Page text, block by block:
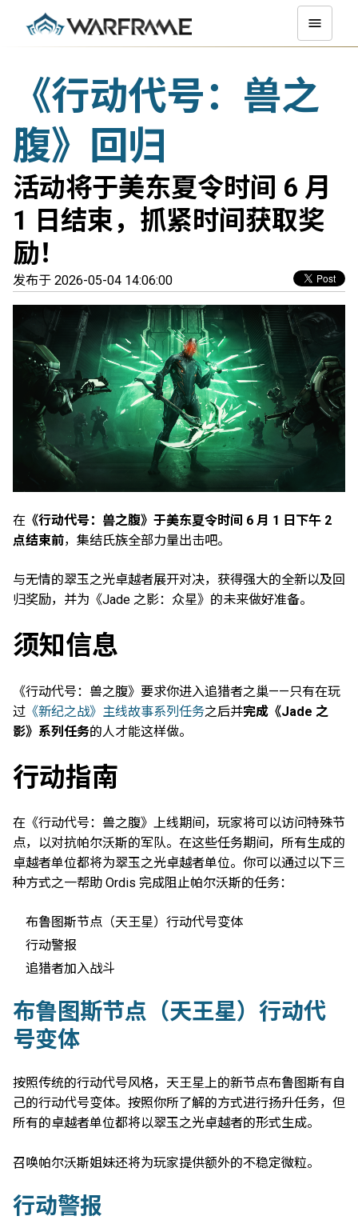
《行动代号：兽之
腹》回归
活动将于美东夏令时间 6 月
1 日结束，抓紧时间获取奖
励！
发布于 2026-05-04 14:06:00
在 《行动代号：兽之腹》于美东夏令时间 6 月 1 日下午 2
点结束前，集结氏族全部力量出击吧。
与无情的翠玉之光卓越者展开对决，获得强大的全新以及回
归奖励，并为《Jade 之影：众星》的未来做好准备。
须知信息
《行动代号：兽之腹》要求你进入追猎者之巢——只有在玩
过 《新纪之战》主线故事系列任务之后并完成《Jade 之
影》系列任务的人才能这样做。
行动指南
在《行动代号：兽之腹》上线期间，玩家将可以访问特殊节
点，以对抗帕尔沃斯的军队。在这些任务期间，所有生成的
卓越者单位都将为翠玉之光卓越者单位。你可以通过以下三
种方式之一帮助 Ordis 完成阻止帕尔沃斯的任务：
布鲁图斯节点（天王星）行动代号变体
行动警报
追猎者加入战斗
布鲁图斯节点（天王星）行动代
号变体
按照传统的行动代号风格，天王星上的新节点布鲁图斯有自
己的行动代号变体。按照你所了解的方式进行扬升任务，但
所有的卓越者单位都将以翠玉之光卓越者的形式生成。
召唤帕尔沃斯姐妹还将为玩家提供额外的不稳定微粒。
行动警报